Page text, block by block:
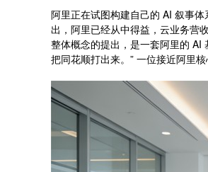
阿里正在试图构建自己的 AI 叙事
出，阿里已经从中得益，云业务营
整体概念的提出，是一套阿里的 AI
把同花顺打出来。” 一位接近阿里